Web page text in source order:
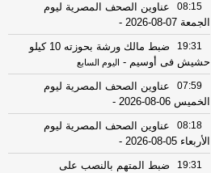
08:15
عناوين الصحف المصرية ليوم
الجمعة 07-08-2026
-
19:31
ضبط مالك ورشة بحوزته 10 كيلو
حشيش فى أوسيم - اليوم السابع
07:59
عناوين الصحف المصرية ليوم
الخميس 06-08-2026
-
08:18
عناوين الصحف المصرية ليوم
الأربعاء 05-08-2026
-
19:31
ضبط المتهم بالنصب على